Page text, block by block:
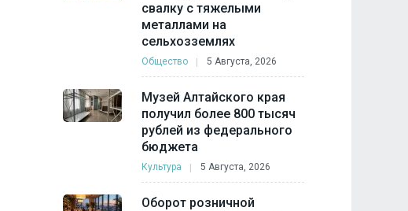
свалку с тяжелыми
металлами на
сельхозземлях
Общество 5 Августа, 2026
Музей Алтайского края
получил более 800 тысяч
рублей из федерального
бюджета
Культура 5 Августа, 2026
Оборот розничной